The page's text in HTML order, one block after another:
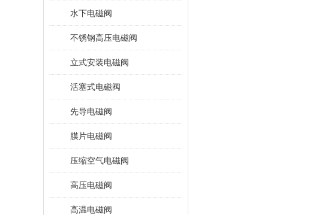
水下电磁阀
不锈钢高压电磁阀
立式安装电磁阀
活塞式电磁阀
先导电磁阀
膜片电磁阀
压缩空气电磁阀
高压电磁阀
高温电磁阀